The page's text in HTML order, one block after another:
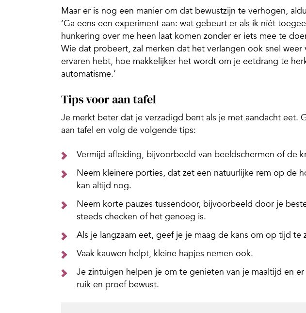
Maar er is nog een manier om dat bewustzijn te verhogen,
‘Ga eens een experiment aan: wat gebeurt er als ik níét
hunkering over me heen laat komen zonder er iets mee te
Wie dat probeert, zal merken dat het verlangen ook snel
ervaren hebt, hoe makkelijker het wordt om je eetdrang te
automatisme.’
Tips voor aan tafel
Je merkt beter dat je verzadigd bent als je met aandacht eet.
aan tafel en volg de volgende tips:
Vermijd afleiding, bijvoorbeeld van beeldschermen of de
Neem kleinere porties, dat zet een natuurlijke rem op de
kan altijd nog.
Neem korte pauzes tussendoor, bijvoorbeeld door je
steeds checken of het genoeg is.
Als je langzaam eet, geef je je maag de kans om op tijd te
Vaak kauwen helpt, kleine hapjes nemen ook.
Je zintuigen helpen je om te genieten van je maaltijd en
ruik en proef bewust.